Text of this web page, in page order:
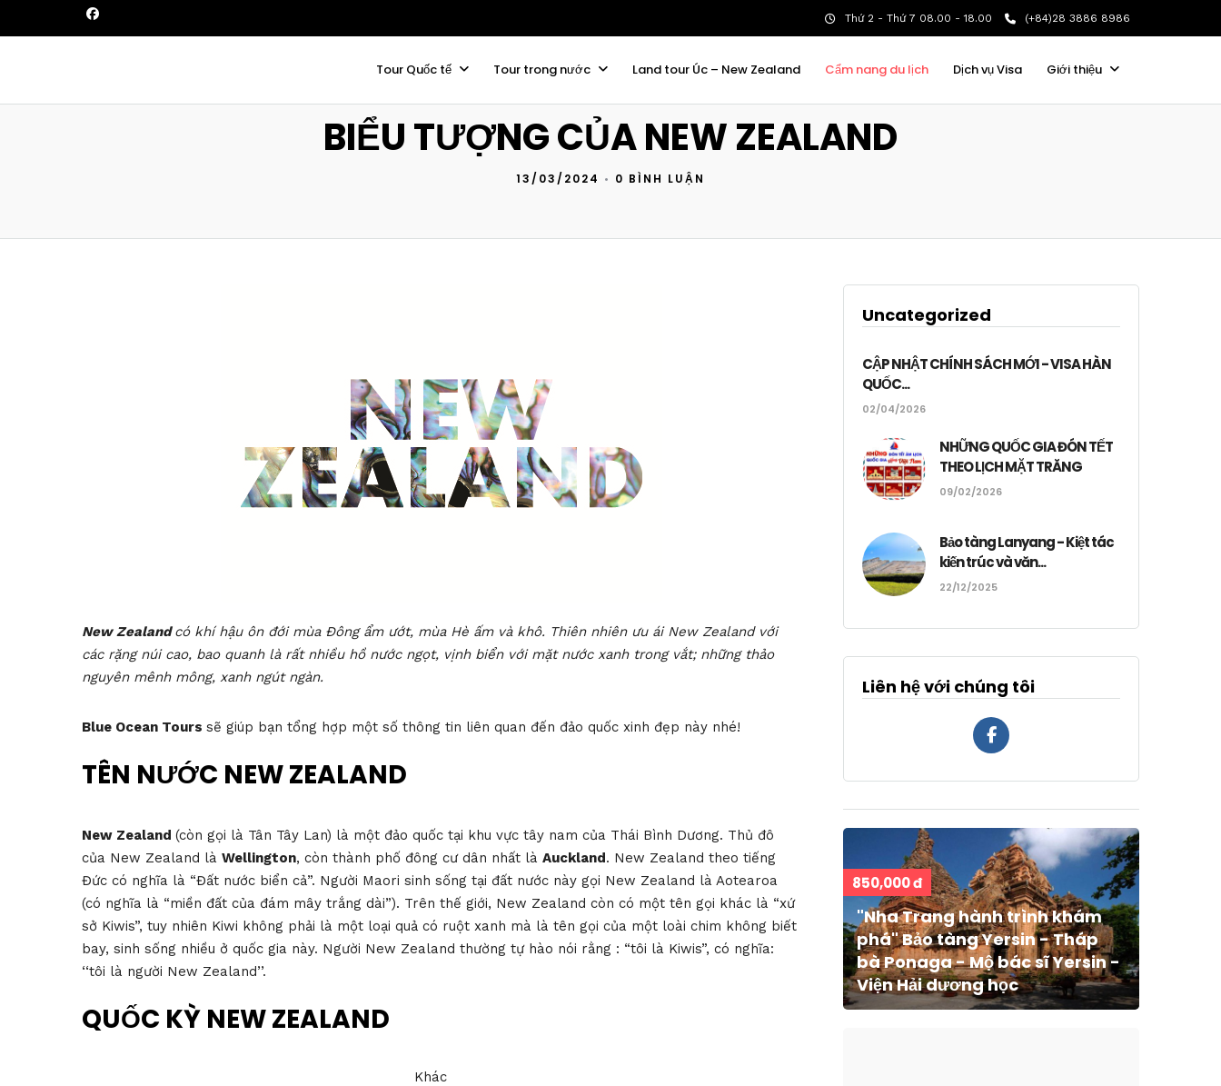
Thứ 2 - Thứ 7 08.00 - 18.00 (+84)28 3886 8986
Tour Quốc tế Tour trong nước Land tour Úc – New Zealand Cẩm nang du lịch Dịch vụ Visa Giới thiệu
BIỂU TƯỢNG CỦA NEW ZEALAND
13/03/2024 • 0 BÌNH LUẬN
New Zealandcó khí hậu ôn đới mùa Đông ẩm ướt, mùa Hè ấm và khô. Thiên nhiên ưu ái New Zealand với
các rặng núi cao, bao quanh là rất nhiều hồ nước ngọt, vịnh biển với mặt nước xanh trong vắt; những thảo
nguyên mênh mông, xanh ngút ngàn.
Blue Ocean Tours sẽ giúp bạn tổng hợp một số thông tin liên quan đến đảo quốc xinh đẹp này nhé!
TÊN NƯỚC NEW ZEALAND
New Zealand (còn gọi là Tân Tây Lan) là một đảo quốc tại khu vực tây nam của Thái Bình Dương. Thủ đô
của New Zealand là Wellington, còn thành phố đông cư dân nhất là Auckland. New Zealand theo tiếng
Đức có nghĩa là “Đất nước biển cả”. Người Maori sinh sống tại đất nước này gọi New Zealand là Aotearoa
(có nghĩa là “miền đất của đám mây trắng dài”). Trên thế giới, New Zealand còn có một tên gọi khác là “xứ
sở Kiwis”, tuy nhiên Kiwi không phải là một loại quả có ruột xanh mà là tên gọi của một loài chim không biết
bay, sinh sống nhiều ở quốc gia này. Người New Zealand thường tự hào nói rằng : “tôi là Kiwis”, có nghĩa:
‘‘tôi là người New Zealand’’.
QUỐC KỲ NEW ZEALAND
Khác
Uncategorized
CẬP NHẬT CHÍNH SÁCH MỚI - VISA HÀN
QUỐC...
02/04/2026
NHỮNG QUỐC GIA ĐÓN TẾT
THEO LỊCH MẶT TRĂNG
09/02/2026
Bảo tàng Lanyang - Kiệt tác
kiến trúc và văn...
22/12/2025
Liên hệ với chúng tôi
850,000 đ
"Nha Trang hành trình khám
phá" Bảo tàng Yersin - Tháp
bà Ponaga - Mộ bác sĩ Yersin -
Viện Hải dương học